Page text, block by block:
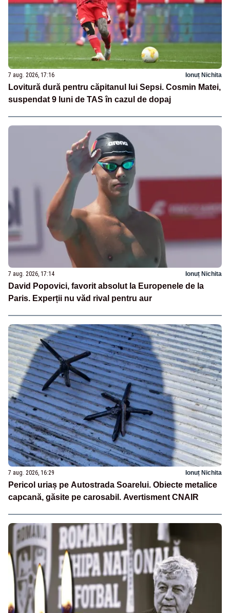
7 aug. 2026, 17:16 Ionuț Nichita
Lovitură dură pentru căpitanul lui Sepsi. Cosmin Matei,
suspendat 9 luni de TAS în cazul de dopaj
7 aug. 2026, 17:14 Ionuț Nichita
David Popovici, favorit absolut la Europenele de la
Paris. Experții nu văd rival pentru aur
7 aug. 2026, 16:29 Ionuț Nichita
Pericol uriaș pe Autostrada Soarelui. Obiecte metalice
capcană, găsite pe carosabil. Avertisment CNAIR